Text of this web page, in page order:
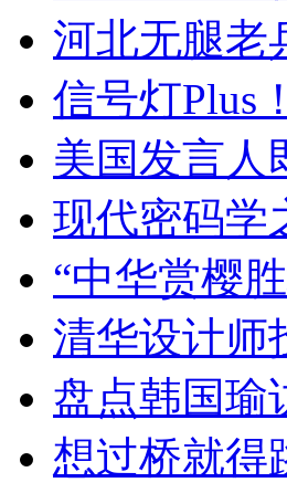
河北无腿老
信号灯Plus
美国发言人
现代密码
“中华赏樱
清华设计师
盘点韩国瑜
想过桥就得